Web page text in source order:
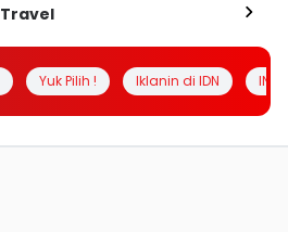
Travel
Yuk Pilih ! Iklanin di IDN